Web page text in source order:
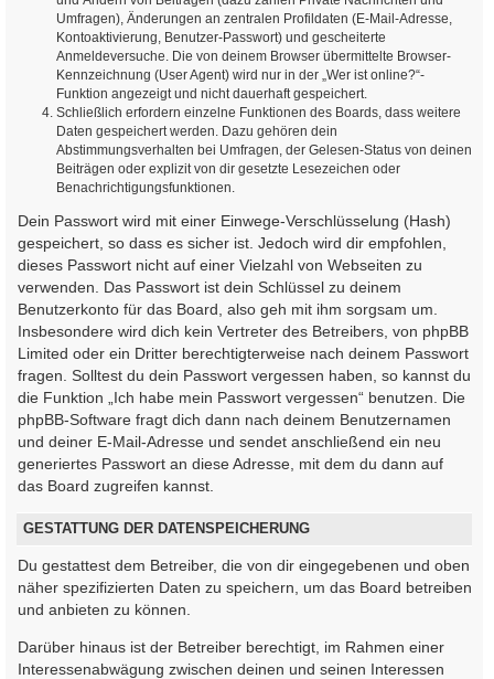
Umfragen), Änderungen an zentralen Profildaten (E-Mail-Adresse,
Kontoaktivierung, Benutzer-Passwort) und gescheiterte
Anmeldeversuche. Die von deinem Browser übermittelte Browser-
Kennzeichnung (User Agent) wird nur in der „Wer ist online?“-
Funktion angezeigt und nicht dauerhaft gespeichert.
Schließlich erfordern einzelne Funktionen des Boards, dass weitere
Daten gespeichert werden. Dazu gehören dein
Abstimmungsverhalten bei Umfragen, der Gelesen-Status von deinen
Beiträgen oder explizit von dir gesetzte Lesezeichen oder
Benachrichtigungsfunktionen.
Dein Passwort wird mit einer Einwege-Verschlüsselung (Hash)
gespeichert, so dass es sicher ist. Jedoch wird dir empfohlen,
dieses Passwort nicht auf einer Vielzahl von Webseiten zu
verwenden. Das Passwort ist dein Schlüssel zu deinem
Benutzerkonto für das Board, also geh mit ihm sorgsam um.
Insbesondere wird dich kein Vertreter des Betreibers, von phpBB
Limited oder ein Dritter berechtigterweise nach deinem Passwort
fragen. Solltest du dein Passwort vergessen haben, so kannst du
die Funktion „Ich habe mein Passwort vergessen“ benutzen. Die
phpBB-Software fragt dich dann nach deinem Benutzernamen
und deiner E-Mail-Adresse und sendet anschließend ein neu
generiertes Passwort an diese Adresse, mit dem du dann auf
das Board zugreifen kannst.
GESTATTUNG DER DATENSPEICHERUNG
Du gestattest dem Betreiber, die von dir eingegebenen und oben
näher spezifizierten Daten zu speichern, um das Board betreiben
und anbieten zu können.
Darüber hinaus ist der Betreiber berechtigt, im Rahmen einer
Interessenabwägung zwischen deinen und seinen Interessen